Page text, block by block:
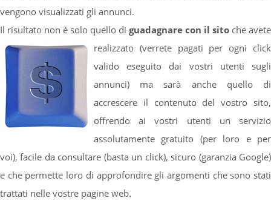
vengono visualizzati gli annunci.
Il risultato non è solo quello di guadagnare con il sito che avete
realizzato (verrete pagati per ogni click
valido eseguito dai vostri utenti sugli
annunci) ma sarà anche quello di
accrescere il contenuto del vostro sito,
offrendo ai vostri utenti un servizio
assolutamente gratuito (per loro e per
voi), facile da consultare (basta un click), sicuro (garanzia Google)
e che permette loro di approfondire gli argomenti che sono stati
trattati nelle vostre pagine web.